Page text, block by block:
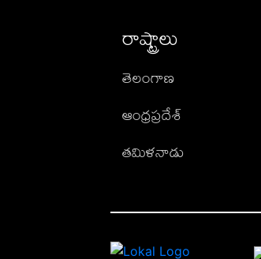
రాష్ట్రాలు
తెలంగాణ
ఆంధ్రప్రదేశ్
తమిళనాడు